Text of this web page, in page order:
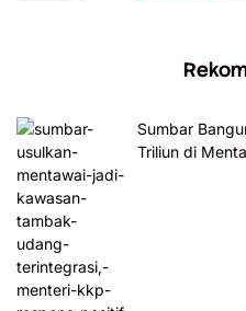
Sumbar
Triliun di